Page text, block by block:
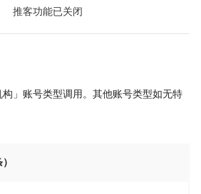
推客功能已关闭
」账号类型调用。其他账号类型如无特